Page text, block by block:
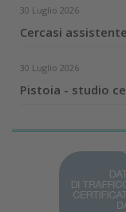
30 Luglio 2026
Cercasi
30 Luglio 2026
Pistoia - studio